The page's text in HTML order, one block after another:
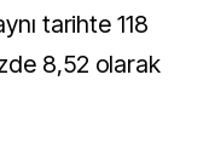
tarihte 118
8,52 olarak